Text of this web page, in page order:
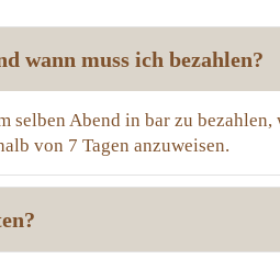
wann muss ich bezahlen?
Abend in bar zu
von 7 Tagen anzuweisen.